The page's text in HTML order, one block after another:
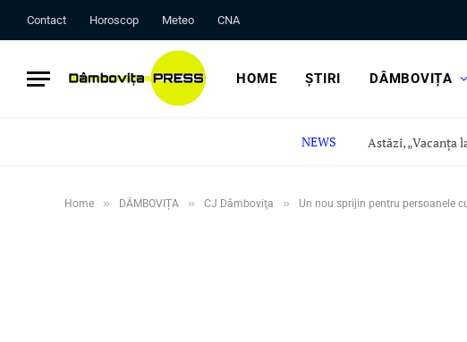
Contact Horoscop Meteo CNA
HOME ȘTIRI DÂMBOVIȚA
NEWS
Home » DÂMBOVIȚA » CJ Dâmboviţa » Un nou sprijin pentru persoanele